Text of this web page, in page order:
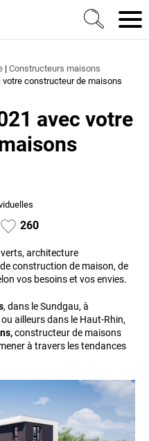
rénovation &
| Constructeurs maisons
constructeur de maisons
avec votre
260
architecture
construction de maison, de
vos besoins et vos envies.
, dans le Sundgau, à
ailleurs dans le Haut-Rhin,
constructeur de maisons
à travers les tendances